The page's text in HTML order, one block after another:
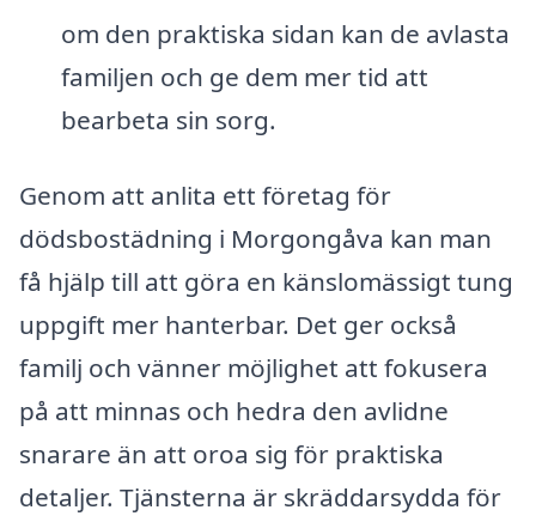
om den praktiska sidan kan de avlasta
familjen och ge dem mer tid att
bearbeta sin sorg.
Genom att anlita ett företag för
dödsbostädning i Morgongåva kan man
få hjälp till att göra en känslomässigt tung
uppgift mer hanterbar. Det ger också
familj och vänner möjlighet att fokusera
på att minnas och hedra den avlidne
snarare än att oroa sig för praktiska
detaljer. Tjänsterna är skräddarsydda för